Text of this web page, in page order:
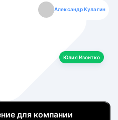
Александр Кулагин
Юлия Изоитко
Даниил Макаров
Екатерина Лазаренко
Борис Кашко
Юлия Изоитко
для компании